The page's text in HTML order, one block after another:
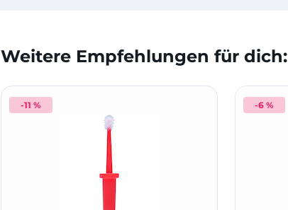
Weitere Empfehlungen für dich:
-11 % -6 %